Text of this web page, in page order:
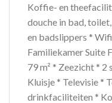
Koffie- en
douche in bad,
en badslippers *
Familiekamer Suite
79 m² * Zeezicht *
Kluisje * Televisie *
drinkfaciliteiten *